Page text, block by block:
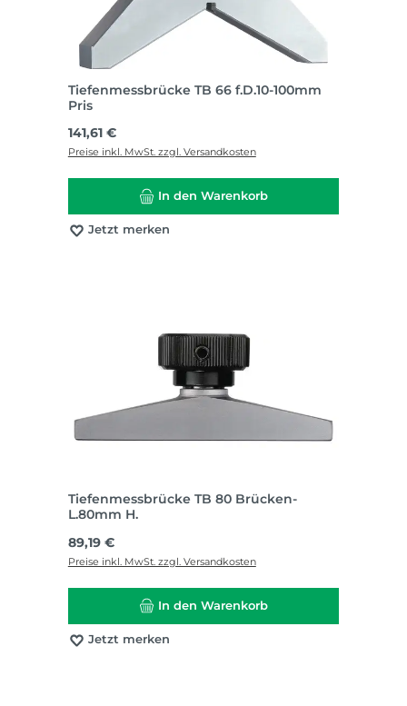
Tiefenmessbrücke TB 66 f.D.10-100mm
Pris
Regulärer Preis:
141,61 €
Preise inkl. MwSt. zzgl. Versandkosten
In den Warenkorb
Jetzt merken
Tiefenmessbrücke TB 80 Brücken-
L.80mm H.
Regulärer Preis:
89,19 €
Preise inkl. MwSt. zzgl. Versandkosten
In den Warenkorb
Jetzt merken